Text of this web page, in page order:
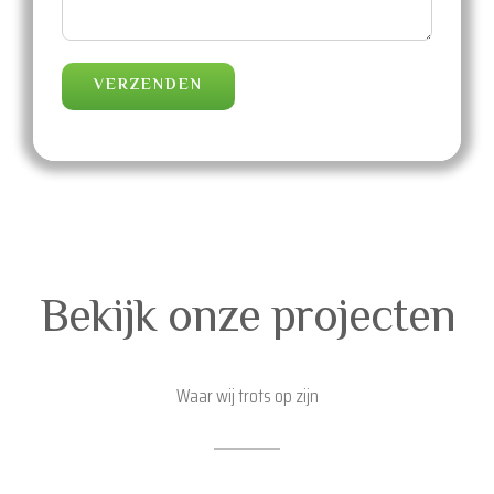
Bekijk onze projecten
Waar wij trots op zijn